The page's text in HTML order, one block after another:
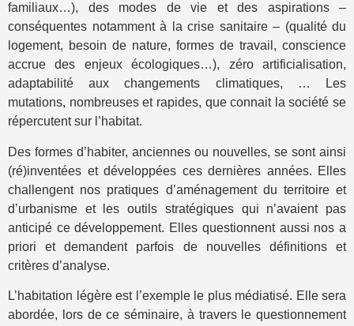
familiaux…), des modes de vie et des aspirations –
conséquentes notamment à la crise sanitaire – (qualité du
logement, besoin de nature, formes de travail, conscience
accrue des enjeux écologiques…), zéro artificialisation,
adaptabilité aux changements climatiques, … Les
mutations, nombreuses et rapides, que connait la société se
répercutent sur l’habitat.
Des formes d’habiter, anciennes ou nouvelles, se sont ainsi
(ré)inventées et développées ces dernières années. Elles
challengent nos pratiques d’aménagement du territoire et
d’urbanisme et les outils stratégiques qui n’avaient pas
anticipé ce développement. Elles questionnent aussi nos a
priori et demandent parfois de nouvelles définitions et
critères d’analyse.
L’habitation légère est l’exemple le plus médiatisé. Elle sera
abordée, lors de ce séminaire, à travers le questionnement